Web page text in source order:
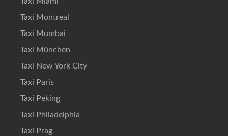
Taxi Montreal
Taxi Mumbai
Taxi München
Taxi New York City
Taxi Paris
Taxi Peking
Taxi Philadelphia
Taxi Prag